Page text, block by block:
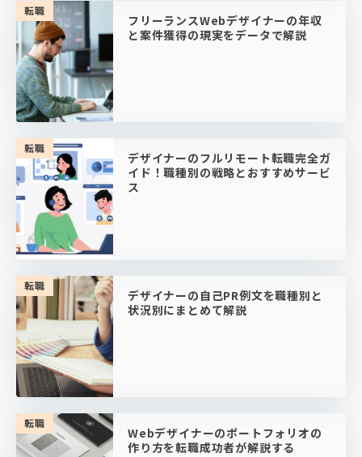
転職
フリーランスWebデザイナーの年収
と案件獲得の現実をデータで解説
転職
デザイナーのフルリモート転職完全ガ
イド！職種別の戦略とおすすめサービ
ス
転職
デザイナーの自己PR例文を職種別と
状況別にまとめて解説
転職
Webデザイナーのポートフォリオの
作り方を転職成功者が解説する